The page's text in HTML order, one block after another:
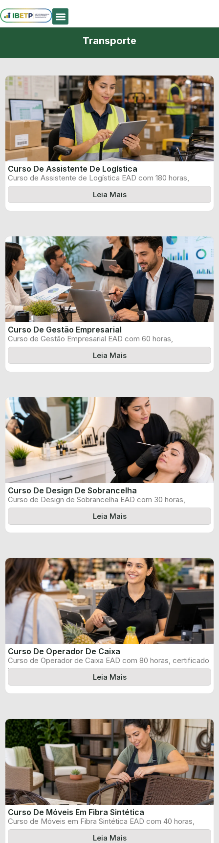
Transporte
Curso De Assistente De Logística
Curso de Assistente de Logística EAD com 180 horas,
certificado informado pelo produtor ...
Leia Mais
Curso De Gestão Empresarial
Curso de Gestão Empresarial EAD com 60 horas,
certificado informado pelo produtor e ...
Leia Mais
Curso De Design De Sobrancelha
Curso de Design de Sobrancelha EAD com 30 horas,
certificado informado pelo produtor ...
Leia Mais
Curso De Operador De Caixa
Curso de Operador de Caixa EAD com 80 horas, certificado
informado pelo produtor ...
Leia Mais
Curso De Móveis Em Fibra Sintética
Curso de Móveis em Fibra Sintética EAD com 40 horas,
certificado informado pelo ...
Leia Mais